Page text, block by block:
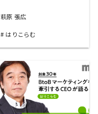
萩原 張広
はりこらむ